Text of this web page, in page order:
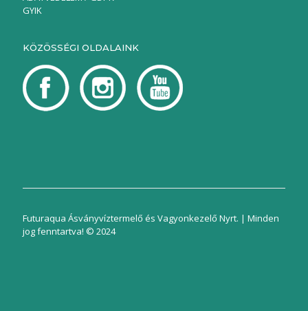
GYIK
KÖZÖSSÉGI OLDALAINK
Futuraqua Ásványvíztermelő és Vagyonkezelő Nyrt. | Minden
jog fenntartva! © 2024